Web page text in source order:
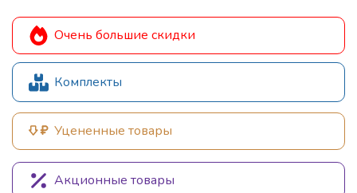
Очень большие скидки
Комплекты
Уцененные товары
Акционные товары